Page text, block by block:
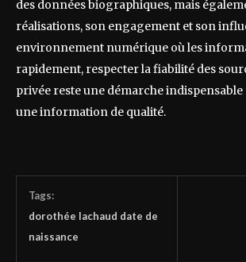
des données biographiques, mais
réalisations, son engagement et son
environnement numérique où les
rapidement, respecter la fiabilité des
privée reste une démarche
une information de qualité.
Tags:
dorothée lachaud date de
naissance